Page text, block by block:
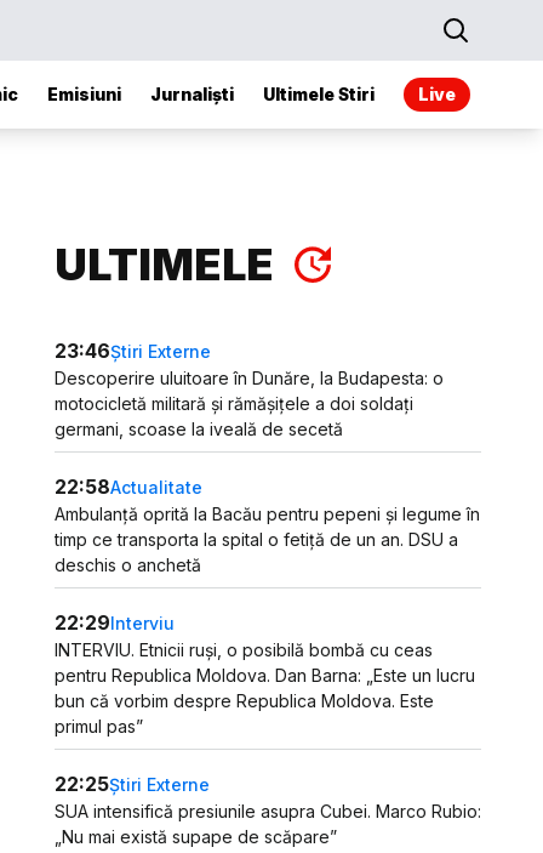
Emisiuni Jurnaliști Ultimele Stiri Live
ULTIMELE
23:46Știri Externe
Descoperire uluitoare în Dunăre, la Budapesta: o
motocicletă militară și rămășițele a doi soldați
germani, scoase la iveală de secetă
22:58Actualitate
Ambulanță oprită la Bacău pentru pepeni și legume în
timp ce transporta la spital o fetiță de un an. DSU a
deschis o anchetă
22:29Interviu
INTERVIU. Etnicii ruși, o posibilă bombă cu ceas
pentru Republica Moldova. Dan Barna: „Este un lucru
bun că vorbim despre Republica Moldova. Este
primul pas”
22:25Știri Externe
SUA intensifică presiunile asupra Cubei. Marco Rubio:
„Nu mai există supape de scăpare”